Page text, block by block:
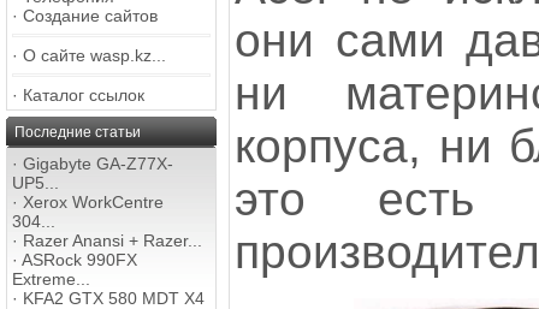
· Создание сайтов
· О сайте wasp.kz...
· Каталог ссылок
Последние статьи
· Gigabyte GA-Z77X-
UP5...
· Xerox WorkCentre
304...
· Razer Anansi + Razer...
· ASRock 990FX
Extreme...
· KFA2 GTX 580 MDT X4
они сами
ни
корпуса, ни
это есть